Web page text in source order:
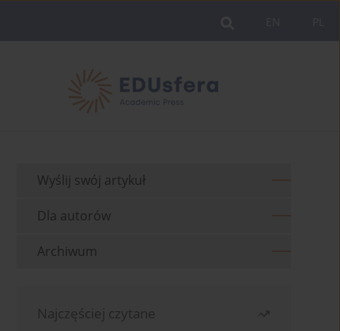
Wyślij swój artykuł
Dla autorów
Archiwum
Najczęściej czytane